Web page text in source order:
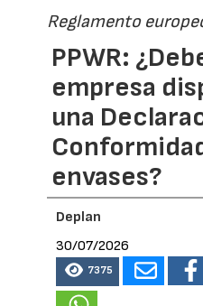
Reglamento
PPWR:
empresa
una
envases?
Deplan
30/07/2026
7375